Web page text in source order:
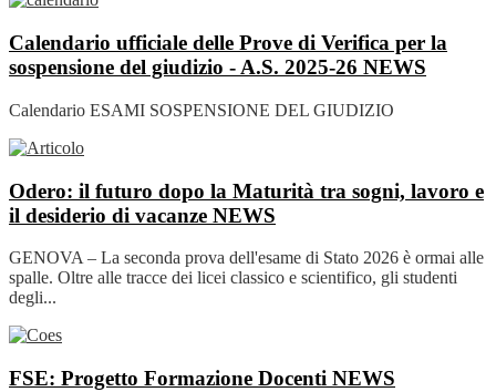
Calendario ufficiale delle Prove di Verifica per la
sospensione del giudizio - A.S. 2025-26 NEWS
Calendario ESAMI SOSPENSIONE DEL GIUDIZIO
Odero: il futuro dopo la Maturità tra sogni, lavoro e
il desiderio di vacanze NEWS
GENOVA – La seconda prova dell'esame di Stato 2026 è ormai alle
spalle. Oltre alle tracce dei licei classico e scientifico, gli studenti
degli...
FSE: Progetto Formazione Docenti NEWS